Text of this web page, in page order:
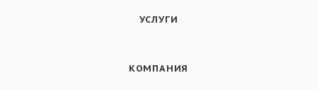
УСЛУГИ
КОМПАНИЯ